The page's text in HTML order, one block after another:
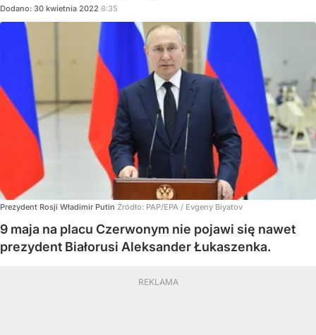
Dodano: 30 kwietnia 2022 8:35
Prezydent Rosji Władimir Putin Źródło: PAP/EPA / Evgeny Biyatov
9 maja na placu Czerwonym nie pojawi się nawet
prezydent Białorusi Aleksander Łukaszenka.